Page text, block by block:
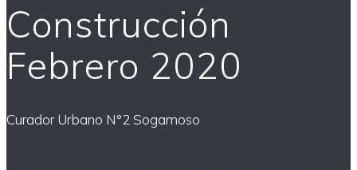
Construcción
Febrero 2020
Curador Urbano N°2 Sogamoso